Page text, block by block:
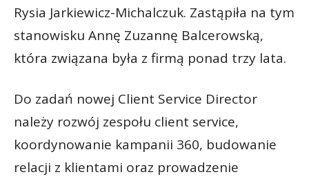
Rysia Jarkiewicz-Michalczuk. Zastąpiła na tym
stanowisku Annę Zuzannę Balcerowską,
która związana była z firmą ponad trzy lata.
Do zadań nowej Client Service Director
należy rozwój zespołu client service,
koordynowanie kampanii 360, budowanie
relacji z klientami oraz prowadzenie